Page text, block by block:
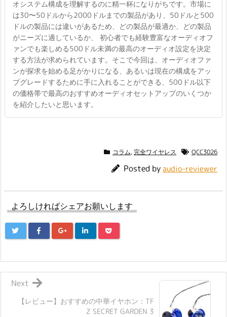
オシステム構成を理解するのに精一杯になりがちです。市場に
は30〜50ドルから2000ドルまでの製品があり、50ドルと500
ドルの製品には違いがあるため、どの製品が最適か、どの製品
がニーズに適しているか、 初心者でも経験豊富なオーディオフ
ァンでも楽しめる500ドル未満の最高のオーディオ設定を決定
する方法が求められています。そこで今回は、オーディオファ
ンが探求を始める足がかりになる、あるいは現在の構成をアッ
プグレードするために手に入れることができる、500ドル以下
の価格帯で最高のおすすめオーディオセットアップのいくつか
を紹介したいと思います。
コラム,完全ワイヤレス QCC3026
Posted byaudio-reviewer
よろしければシェアお願いします
【レビュー】おすすめの中華イヤホン：TF
Z SECRET GARDEN 3
Next